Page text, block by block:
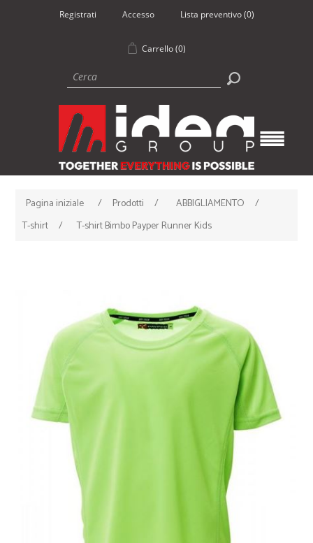
Registrati Accesso Lista preventivo (0)
Carrello (0)
Pagina iniziale / Prodotti / ABBIGLIAMENTO
/
T-shirt
/ T-shirt Bimbo Payper Runner Kids